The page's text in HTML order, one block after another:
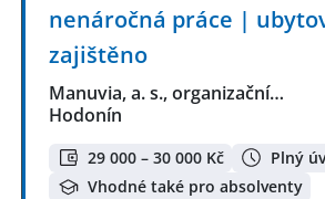
nenáročná práce |
zajištěno
Manuvia, a. s., organizační…
Hodonín
29 000 – 30 000 Kč
Plný
Vhodné také pro absolventy